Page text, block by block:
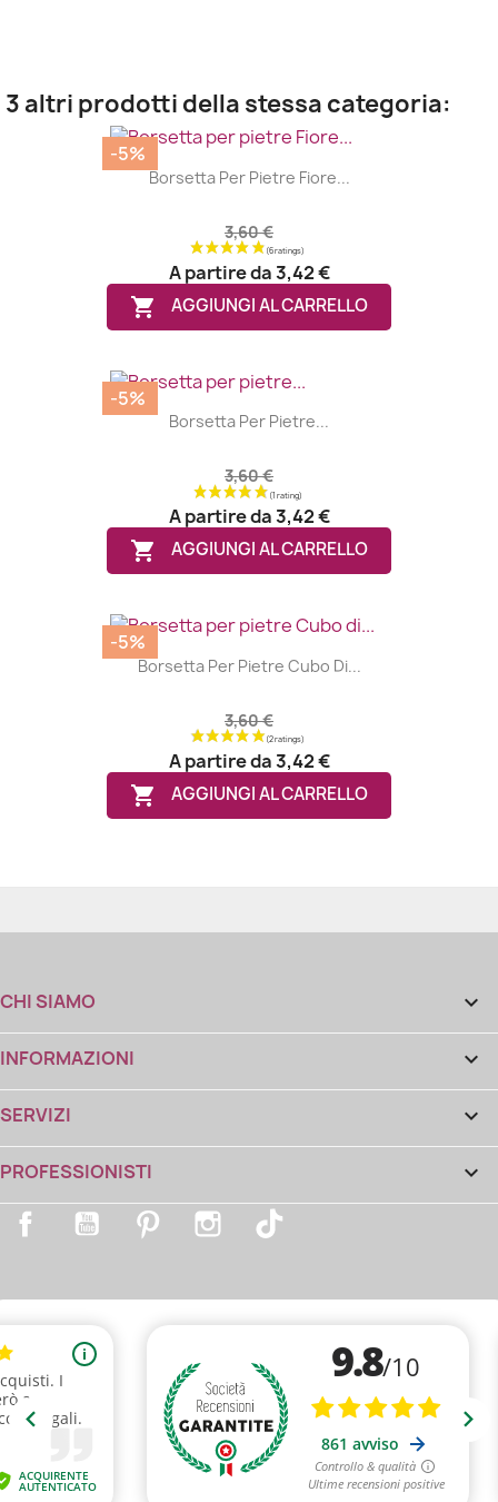
3 altri prodotti della stessa categoria:
Borsetta Per Pietre Fiore...
3,60 €
A partire da3,42 €
 AGGIUNGI AL CARRELLO
-5%
Borsetta Per Pietre...
3,60 €
A partire da3,42 €
 AGGIUNGI AL CARRELLO
-5%
Borsetta Per Pietre Cubo Di...
3,60 €
A partire da3,42 €
 AGGIUNGI AL CARRELLO
-5%
CHI SIAMO 
INFORMAZIONI 
SERVIZI 
PROFESSIONISTI 
Facebook YouTube Pinterest Instagram